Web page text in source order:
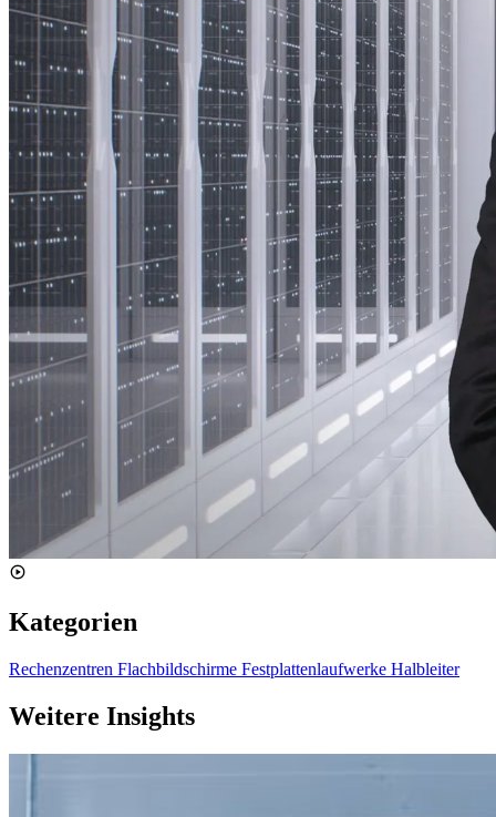
Kategorien
Rechenzentren Flachbildschirme Festplattenlaufwerke Halbleiter
Weitere Insights